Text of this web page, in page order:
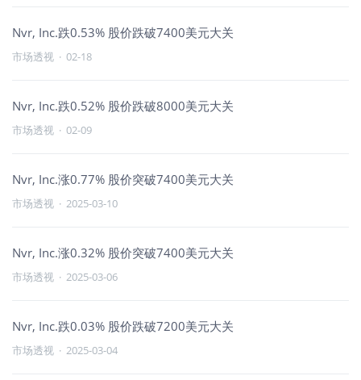
Nvr, Inc.跌0.53% 股价跌破7400美元大关
市场透视 · 02-18
Nvr, Inc.跌0.52% 股价跌破8000美元大关
市场透视 · 02-09
Nvr, Inc.涨0.77% 股价突破7400美元大关
市场透视 · 2025-03-10
Nvr, Inc.涨0.32% 股价突破7400美元大关
市场透视 · 2025-03-06
Nvr, Inc.跌0.03% 股价跌破7200美元大关
市场透视 · 2025-03-04